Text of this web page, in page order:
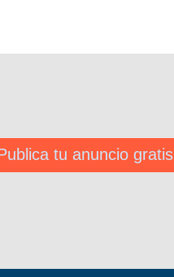
tu anuncio gratis